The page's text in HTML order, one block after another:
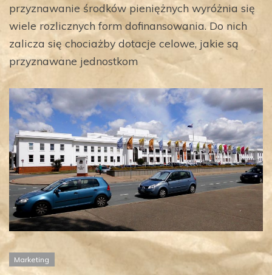
przyznawanie środków pieniężnych wyróżnia się
wiele rozlicznych form dofinansowania. Do nich
zalicza się chociażby dotacje celowe, jakie są
przyznawane jednostkom
Marketing